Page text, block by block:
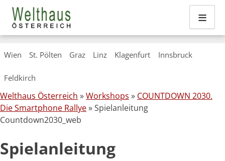
to
content
Wien St. Pölten Graz Linz Klagenfurt Innsbruck
Feldkirch
≡
Welthaus Österreich »Workshops » COUNTDOWN 2030.
Die Smartphone Rallye» Spielanleitung
Countdown2030_web
Spielanleitung